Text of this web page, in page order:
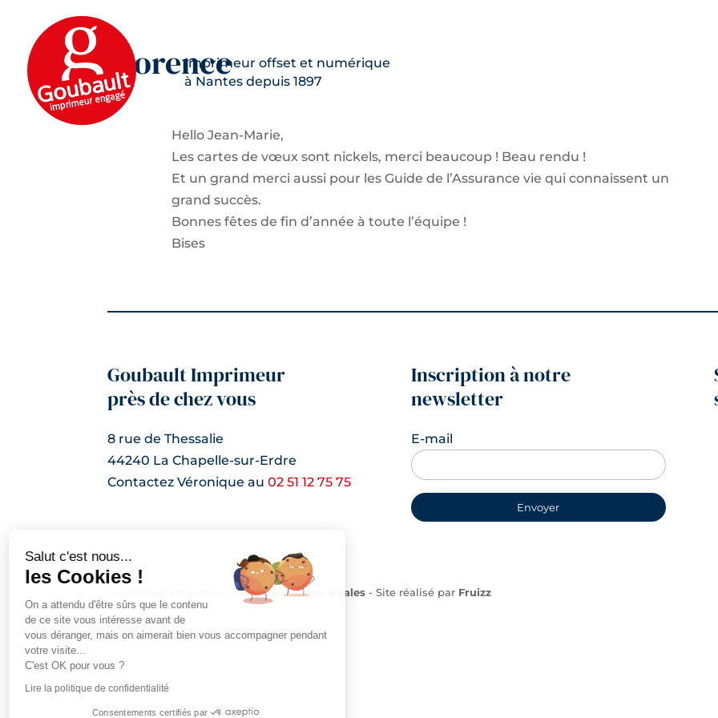
Florence
Hello Jean-Marie,
Les cartes de vœux sont nickels, merci beaucoup ! Beau rendu !
Et un grand merci aussi pour les Guide de l’Assurance vie qui connaissent un
grand succès.
Bonnes fêtes de fin d’année à toute l’équipe !
Bises
Goubault Imprimeur
près de chez vous
8 rue de Thessalie
44240 La Chapelle-sur-Erdre
Contactez Véronique au02 51 12 75 75
Inscription à notre
newsletter
E-mail
© Goubault Imprimeur - 2021 - Mentions légales - Site réalisé par Fruizz
Salut c'est nous...
les Cookies !
On a attendu d'être sûrs que le contenu
de ce site vous intéresse avant de
vous déranger, mais on aimerait bien vous accompagner pendant
votre visite...
C'est OK pour vous ?
Lire la politique de confidentialité
Consentements certifiés par